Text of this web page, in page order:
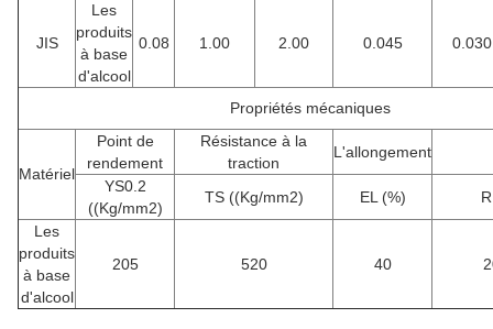
JIS
Les
produits
à base
d'alcool
0.08 1.00 2.00 0.045 0.030
Propriétés mécaniques
Matériel
Point de
rendement
Résistance à la
traction
L'allongement
YS0.2
((Kg/mm2)
TS ((Kg/mm2) EL (%)
Les
produits
à base
d'alcool
205 520 40